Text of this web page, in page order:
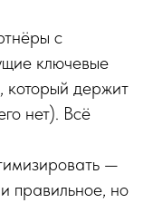
с
ключевые
который держит
нет). Всё
—
правильное, но